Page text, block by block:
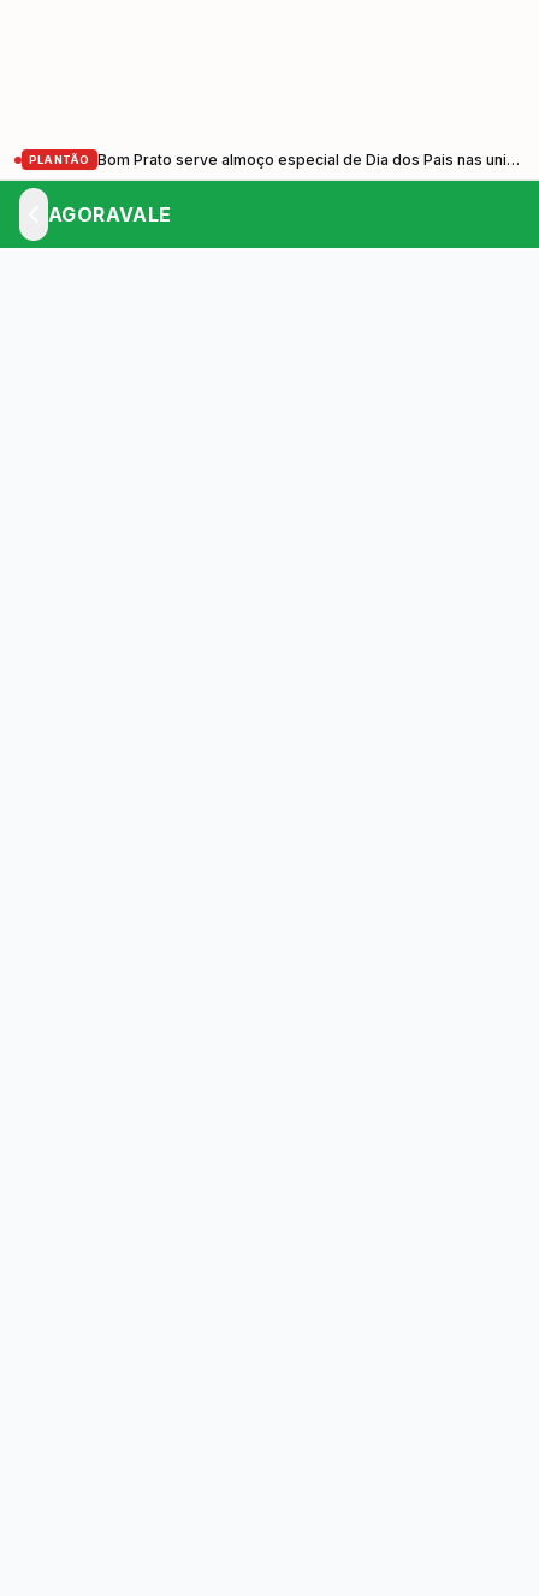
PLANTÃO Bom Prato serve almoço especial de Dia dos Pais nas unidades do Vale do Paraíba nesta sexta-feira (7)
AGORAVALE